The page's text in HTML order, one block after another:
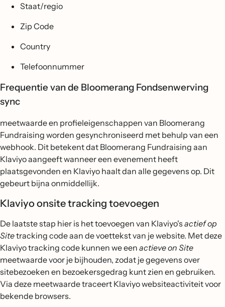
Staat/regio
Zip Code
Country
Telefoonnummer
Frequentie van de Bloomerang Fondsenwerving
sync
meetwaarde en profieleigenschappen van Bloomerang
Fundraising worden gesynchroniseerd met behulp van een
webhook. Dit betekent dat Bloomerang Fundraising aan
Klaviyo aangeeft wanneer een evenement heeft
plaatsgevonden en Klaviyo haalt dan alle gegevens op. Dit
gebeurt bijna onmiddellijk.
Klaviyo onsite tracking toevoegen
De laatste stap hier is het toevoegen van Klaviyo's actief op
Sitetracking code aan de voettekst van je website. Met deze
Klaviyo tracking code kunnen we een actieve on Site
meetwaarde voor je bijhouden, zodat je gegevens over
sitebezoeken en bezoekersgedrag kunt zien en gebruiken.
Via deze meetwaarde traceert Klaviyo websiteactiviteit voor
bekende browsers.